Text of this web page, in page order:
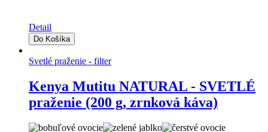
Detail
Svetlé praženie - filter
Kenya Mutitu NATURAL - SVETLÉ
praženie (200 g, zrnková káva)